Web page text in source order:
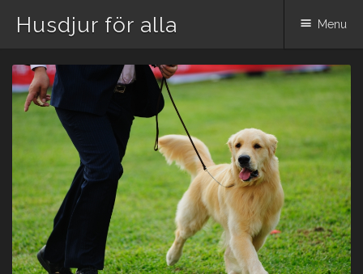
Husdjur för alla Menu
Skip
to
content